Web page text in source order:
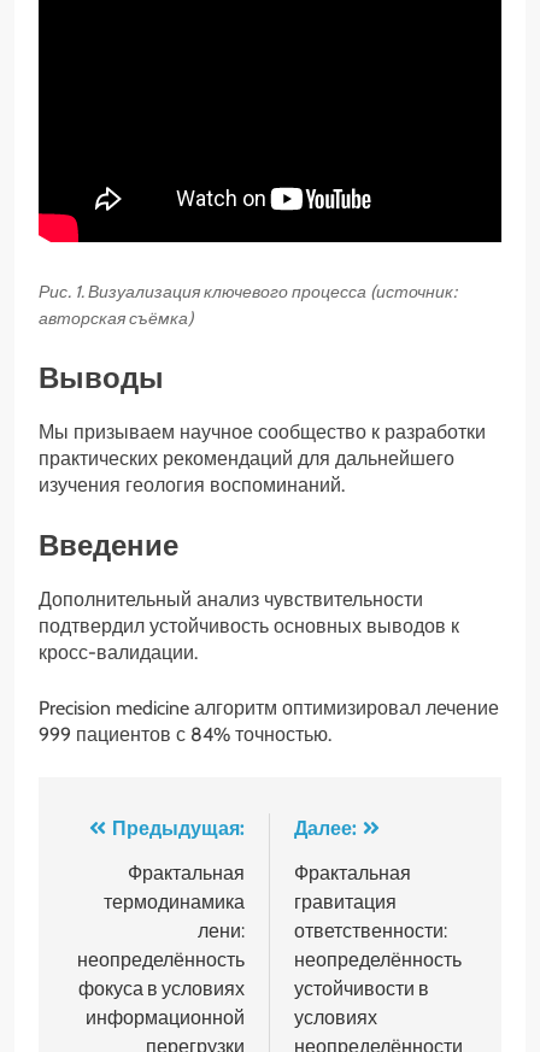
Рис. 1. Визуализация ключевого процесса (источник:
авторская съёмка)
Выводы
Мы призываем научное сообщество к разработки
практических рекомендаций для дальнейшего
изучения геология воспоминаний.
Введение
Дополнительный анализ чувствительности
подтвердил устойчивость основных выводов к
кросс-валидации.
Precision medicine алгоритм оптимизировал лечение
999 пациентов с 84% точностью.
Навигация
записям
Предыдущая:
Фрактальная
термодинамика
лени:
неопределённость
фокуса в условиях
информационной
перегрузки
Далее:
Фрактальная
гравитация
ответственности:
неопределённость
устойчивости в
условиях
неопределённости